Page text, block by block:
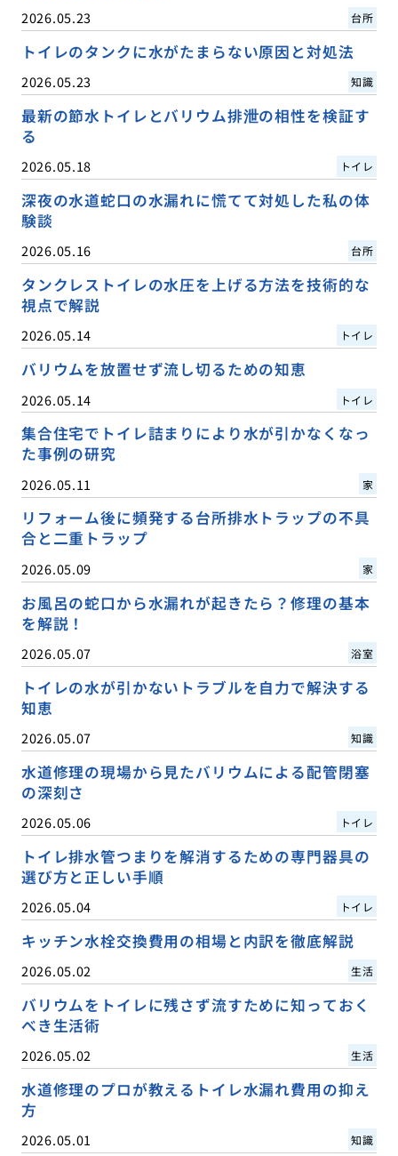
2026.05.23 台所
トイレのタンクに水がたまらない原因と対処法
2026.05.23 知識
最新の節水トイレとバリウム排泄の相性を検証す
る
2026.05.18 トイレ
深夜の水道蛇口の水漏れに慌てて対処した私の体
験談
2026.05.16 台所
タンクレストイレの水圧を上げる方法を技術的な
視点で解説
2026.05.14 トイレ
バリウムを放置せず流し切るための知恵
2026.05.14 トイレ
集合住宅でトイレ詰まりにより水が引かなくなっ
た事例の研究
2026.05.11 家
リフォーム後に頻発する台所排水トラップの不具
合と二重トラップ
2026.05.09 家
お風呂の蛇口から水漏れが起きたら？修理の基本
を解説！
2026.05.07 浴室
トイレの水が引かないトラブルを自力で解決する
知恵
2026.05.07 知識
水道修理の現場から見たバリウムによる配管閉塞
の深刻さ
2026.05.06 トイレ
トイレ排水管つまりを解消するための専門器具の
選び方と正しい手順
2026.05.04 トイレ
キッチン水栓交換費用の相場と内訳を徹底解説
2026.05.02 生活
バリウムをトイレに残さず流すために知っておく
べき生活術
2026.05.02 生活
水道修理のプロが教えるトイレ水漏れ費用の抑え
方
2026.05.01 知識